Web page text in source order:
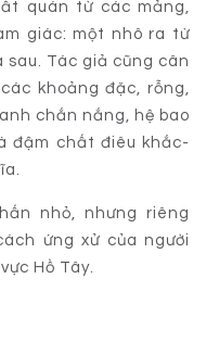
quán từ các mảng,
giác: một nhô ra từ
sau. Tác giả cũng cân
khoảng đặc, rỗng,
chắn nắng, hệ bao
đậm chất điêu khắc-
nhỏ, nhưng riêng
ứng xử của người
Hồ Tây.